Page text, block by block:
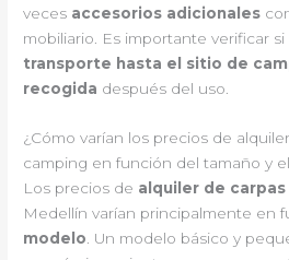
veces accesorios adicionales
mobiliario. Es importante verificar
transporte hasta el sitio de
recogida después del uso.
¿Cómo varían los precios de
camping en función del tamaño y
Los precios de alquiler de
Medellín varían principalmente en
modelo. Un modelo básico y